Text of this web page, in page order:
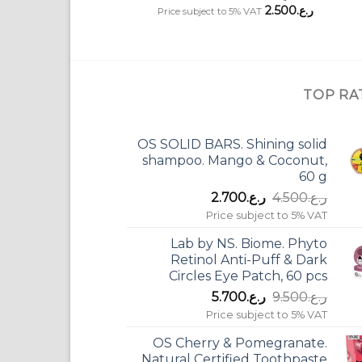
ر.ع.2.500
Price subject to 5% VAT
TOP
OS SOLID BARS. Shining solid
shampoo. Mango & Coconut,
60 g
ر.ع.4.500 السعر
الأصلي
ر.ع.4.500.
ر.ع.2.700السعر
الحالي
ر.ع.2.700.
Price subject to 5% VAT
Lab by NS. Biome. Phyto
Retinol Anti-Puff & Dark
Circles Eye Patch, 60 pcs
ر.ع.9.500 السعر
الأصلي
ر.ع.9.500.
ر.ع.5.700السعر
الحالي
ر.ع.5.700.
Price subject to 5% VAT
OS Cherry & Pomegranate.